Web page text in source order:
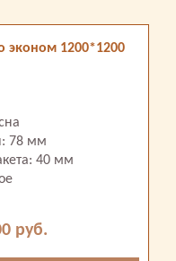
эконом 1200*1200
78 мм
40 мм
руб.